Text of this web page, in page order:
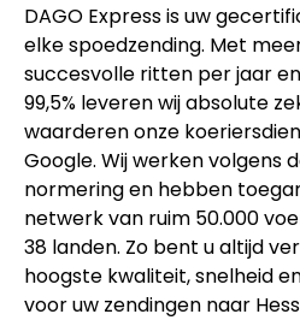
DAGO Express is uw
elke spoedzending. Met
succesvolle ritten per jaar
99,5% leveren wij absolute
waarderen onze
Google. Wij werken volgens
normering en hebben
netwerk van ruim 50.000
38 landen. Zo bent u altijd
hoogste kwaliteit, snelheid
voor uw zendingen naar